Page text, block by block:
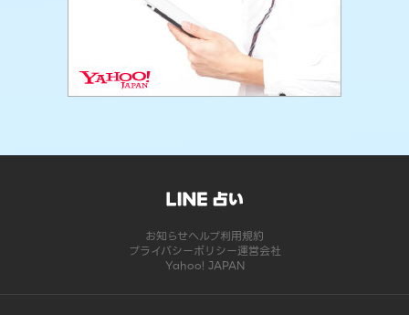
お知らせヘルプ利用規約
プライバシーポリシー運営会社
Yahoo! JAPAN